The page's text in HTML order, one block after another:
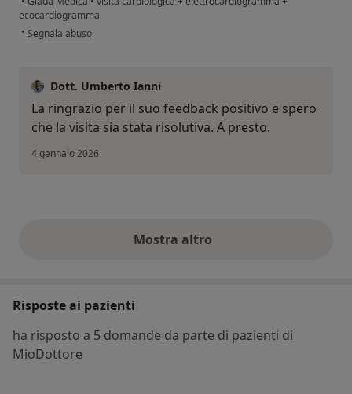
ecocardiogramma
• secondo l'opinione dell'utente Cinzia Camaioni
Segnala abuso
Dott. Umberto Ianni
La ringrazio per il suo feedback positivo e spero
che la visita sia stata risolutiva. A presto.
4 gennaio 2026
Mostra altroopinioni di cui sopra
Risposte ai pazienti
ha risposto a 5 domande da parte di pazienti di
MioDottore